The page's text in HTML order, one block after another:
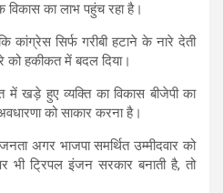
का लाभ पहुंच रहा है।
कांग्रेस सिर्फ गरीबी हटाने के नारे देती
को हकीकत में बदल दिया।
में खड़े हुए व्यक्ति का विकास बीजेपी का
को साकार करना है।
अगर भाजपा समर्थित उम्मीदवार को
भी ट्रिपल इंजन सरकार बनाती है, तो